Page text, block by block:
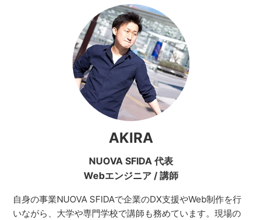
AKIRA
NUOVA SFIDA 代表
Webエンジニア / 講師
自身の事業NUOVA SFIDAで企業のDX支援やWeb制作を行
いながら、大学や専門学校で講師も務めています。現場の